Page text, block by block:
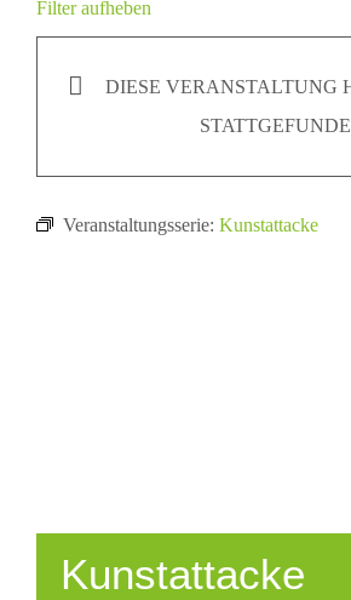
Filter aufheben
DIESE VERANSTALTUNG
Veranstaltungsserie: Kunstattacke
Kunstattacke